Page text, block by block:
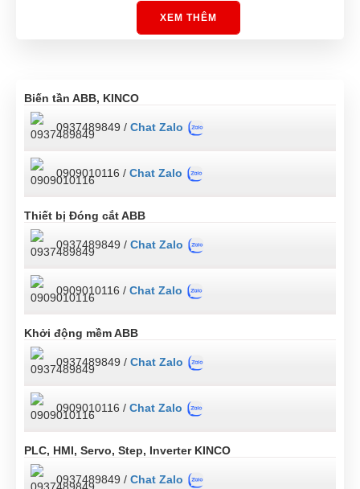
Trang bị sẵn cổng USB 2.0 kết nối máy tính
Có thể mở rộng thêm cổng truyền thông RS232C
Trang bị đồng hồ thực (clock) (cần thêm pin CP1W-
Tiêu chuẩn: EC, EMC (zone B), JIS
XEM THÊM
Biến tần ABB, KINCO
0937489849 / Chat Zalo
0909010116 / Chat Zalo
Thiết bị Đóng cắt ABB
0937489849 / Chat Zalo
0909010116 / Chat Zalo
Khởi động mềm ABB
0937489849 / Chat Zalo
0909010116 / Chat Zalo
PLC, HMI, Servo, Step, Inverter KINCO
0937489849 / Chat Zalo